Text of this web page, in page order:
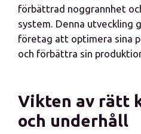
förbättrad noggrannhet
system. Denna utveckling
företag att optimera sina
och förbättra sin
Vikten av rätt
och underhåll